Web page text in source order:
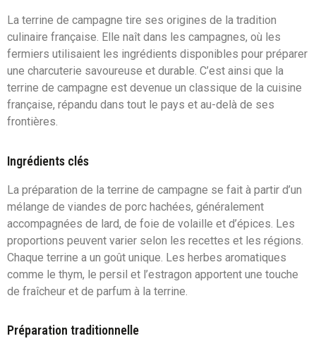
La terrine de campagne tire ses origines de la tradition
culinaire française. Elle naît dans les campagnes, où les
fermiers utilisaient les ingrédients disponibles pour préparer
une charcuterie savoureuse et durable. C’est ainsi que la
terrine de campagne est devenue un classique de la cuisine
française, répandu dans tout le pays et au-delà de ses
frontières.
Ingrédients clés
La préparation de la terrine de campagne se fait à partir d’un
mélange de viandes de porc hachées, généralement
accompagnées de lard, de foie de volaille et d’épices. Les
proportions peuvent varier selon les recettes et les régions.
Chaque terrine a un goût unique. Les herbes aromatiques
comme le thym, le persil et l’estragon apportent une touche
de fraîcheur et de parfum à la terrine.
Préparation traditionnelle